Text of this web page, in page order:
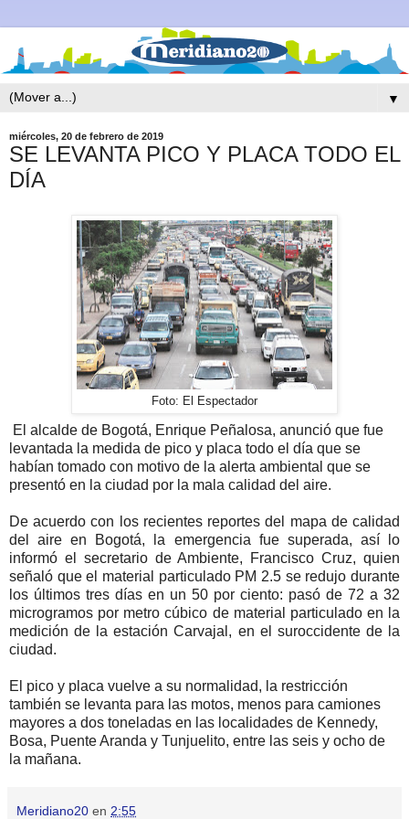
▼
miércoles, 20 de febrero de 2019
SE LEVANTA PICO Y PLACA TODO EL
DÍA
Foto: El Espectador
El alcalde de Bogotá, Enrique Peñalosa, anunció que fue
levantada la medida de pico y placa todo el día que se
habían tomado con motivo de la alerta ambiental que se
presentó en la ciudad por la mala calidad del aire.
De acuerdo con los recientes reportes del mapa de calidad
del aire en Bogotá, la emergencia fue superada, así lo
informó el secretario de Ambiente, Francisco Cruz, quien
señaló que el material particulado PM 2.5 se redujo durante
los últimos tres días en un 50 por ciento: pasó de 72 a 32
microgramos por metro cúbico de material particulado en la
medición de la estación Carvajal, en el suroccidente de la
ciudad.
El pico y placa vuelve a su normalidad, la restricción
también se levanta para las motos, menos para camiones
mayores a dos toneladas en las localidades de Kennedy,
Bosa, Puente Aranda y Tunjuelito, entre las seis y ocho de
la mañana.
Meridiano20 en 2:55